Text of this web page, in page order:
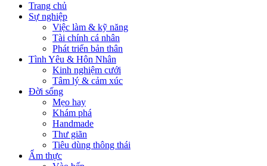
Trang chủ
Sự nghiệp
Việc làm & kỹ năng
Tài chính cá nhân
Phát triển bản thân
Tình Yêu & Hôn Nhân
Kinh nghiệm cưới
Tâm lý & cảm xúc
Đời sống
Mẹo hay
Khám phá
Handmade
Thư giãn
Tiêu dùng thông thái
Ẩm thực